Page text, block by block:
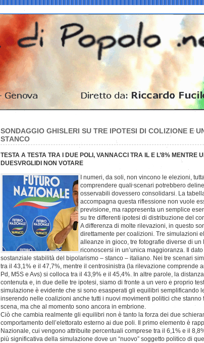
SONDAGGIO GHISLERI SU TRE IPOTESI DI COLIZIONE E
STANCO
TESTA A TESTA TRA I DUE POLI, VANNACCI TRA IL E L’8% MENTRE
DUESVRGLIDI NON VOTARE
I numeri, da soli, non vincono le elezioni,
comprendere quali scenari potrebbero
osservabili dovessero consolidarsi. La
accompagna questa riflessione non vuole
previsione, ma rappresenta un semplice
su tre differenti ipotesi di distribuzione del
A differenza di molte rilevazioni, in questo
direttamente per coalizioni. Tre simulazioni
alleanze in gioco, tre fotografie diverse di un
riconoscersi in un’unica maggioranza. Il
sostanziale stabilità del bipolarismo – stanco – italiano. Nei tre scenari
tra il 43,1% e il 47,7%, mentre il centrosinistra (la rilevazione comprende
Pd, M5S e Avs) si colloca tra il 43,9% e il 45,4%. In altre parole, la
contenuta e, in due delle tre ipotesi, siamo di fronte a un vero e proprio
simulazione è evidente che si sono esasperati gli equilibri semplificando
inserendo nelle coalizioni anche tutti i nuovi movimenti politici che
scena, ma che al momento sono ancora in embrione.
Ciò che cambia realmente gli equilibri non è tanto la forza dei due
comportamento dell’elettorato esterno ai due poli. Il primo elemento è
Nazionale, cui vengono attribuite percentuali comprese tra il 6,1% e il
più significativa della simulazione dove un “nuovo” soggetto politico di